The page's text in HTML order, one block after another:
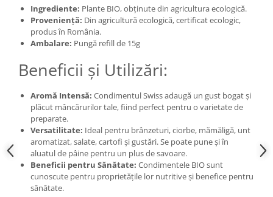
Ingrediente: Plante BIO, obținute din agricultura ecologică.
Proveniență: Din agricultură ecologică, certificat ecologic,
produs în România.
Ambalare: Pungă refill de 15g
Beneficii și Utilizări:
Aromă Intensă: Condimentul Swiss adaugă un gust bogat și
plăcut mâncărurilor tale, fiind perfect pentru o varietate de
preparate.
Versatilitate: Ideal pentru brânzeturi, ciorbe, mămăligă, unt
aromatizat, salate, cartofi și gustări. Se poate pune și în
aluatul de pâine pentru un plus de savoare.
Beneficii pentru Sănătate: Condimentele BIO sunt
cunoscute pentru proprietățile lor nutritive și benefice pentru
sănătate.